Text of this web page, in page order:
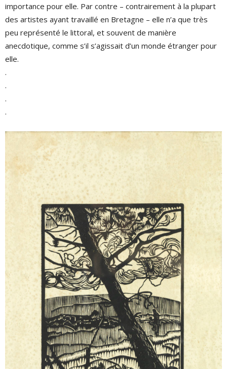
importance pour elle. Par contre – contrairement à la plupart
des artistes ayant travaillé en Bretagne – elle n’a que très
peu représenté le littoral, et souvent de manière
anecdotique, comme s’il s’agissait d’un monde étranger pour
elle.
.
.
.
.